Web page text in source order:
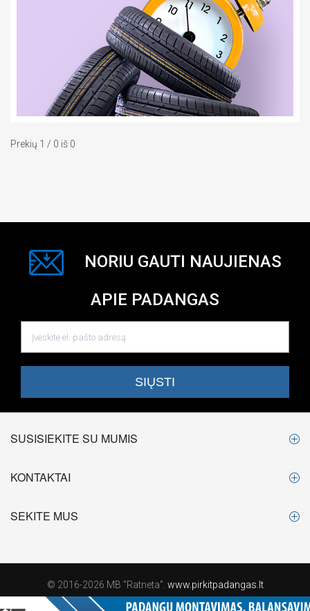
Prekių 1 / 0 iš 0
NORIU GAUTI NAUJIENAS
APIE PADANGAS
SUSISIEKITE SU MUMIS
KONTAKTAI
SEKITE MUS
© 2016-2026 MB "Ratneta". www.pirkitpadangas.lt